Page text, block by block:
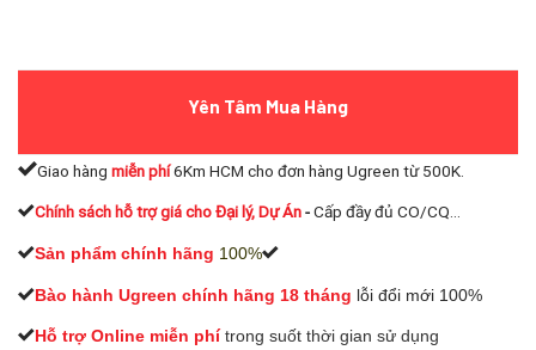
Yên Tâm Mua Hàng
Giao hàng miễn phí6Km HCM cho đơn hàng Ugreen từ 500K.
Chính sách hỗ trợ giá cho Đại lý, Dự Án-Cấp đầy đủ CO/CQ...
Sản phẩm chính hãng 100%
Bào hành Ugreen chính hãng 18 tháng lỗi đổi mới 100%
Hỗ trợ Online miễn phí trong suốt thời gian sử dụng